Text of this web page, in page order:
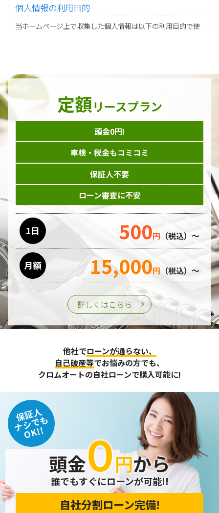
個人情報の利用目的
当ホームページ上で収集した個人情報は以下の利用目的で使
当グループの業務に従事する協力会社様担当者の識別
当グループ内で共同利用する人事関連システムの運用
ダイレクトメール等を利用したアンケート・キャンペーン
などの意見・情報の調査
当ホームページはサービスに関するお問い合わせやご質問、
資料のご請求や各サービス等のお申し込みなど、当ホームペ
ージのサービス提供過程で、氏名、連絡先、勤務先等の個人
情報を書面、電子媒体、ウェブ等を介して収集致します。
委託先の管理･監督
利用目的の遂行のために業務を委託する場合、個人情報の取
り扱いに関する委託先の適正な管理・監督をおこないます。
第三者への提供
個人情報は、ご本人の同意を得た場合または法令の定めがあ
る場合を除き、第三者に提供することはいたしません。
個人情報の管理
失、破壊、改ざん及び漏えいなどに対する予防ならびに是正
に努め、合理的な安全対策を講じます。
また、個人情報保護に関する法令およびその他の規範を遵守
するとともに、この方針に基づく個人情報保護規程や体制を
定め、その内容を継続的に見直し、改善に努めます。
個人情報の訂正･削除・開示
ご本人から、登録されている個人情報について訂正・削除・
開示の請求があった場合は、迅速に対応いたします。
当ホームページが保有する個人情報の取り扱い、および訂
正・削除・開示等に関するお問い合わせ先は、以下の通りで
個人情報保護担当窓口
定額リースプラン
頭金0円!
車検・税金もコミコミ
保証人不要
ローン審査に不安
1日 500円 （税込）～
月額 15,000円 （税込）～
詳しくはこちら
他社でローンが通らない、
自己破産等でお悩みの方でも、
クロムオートの自社ローンで購入可能に!
保証人
ナシでも
OK!!
頭金０円から
誰でもすぐにローンが可能!!
自社分割ローン完備!